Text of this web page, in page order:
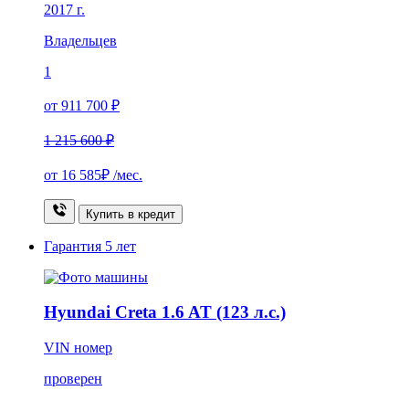
2017 г.
Владельцев
1
от 911 700 ₽
1 215 600 ₽
от 16 585₽ /мес.
Купить в кредит
Гарантия 5 лет
Hyundai Creta 1.6 AT (123 л.с.)
VIN номер
проверен